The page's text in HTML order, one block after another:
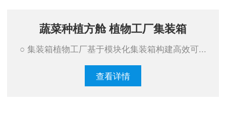
蔬菜种植方舱 植物工厂集装箱
○ 集装箱植物工厂基于模块化集装箱构建高效可...
查看详情